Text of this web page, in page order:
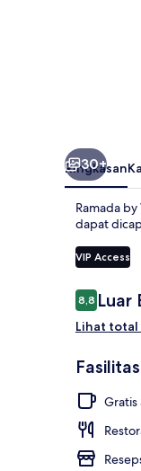
30+
Ringkasan
Ramada
dapat
VIP Access
Ulasan
8,88,8 dari 10
Luar
Lihat total
Gratis